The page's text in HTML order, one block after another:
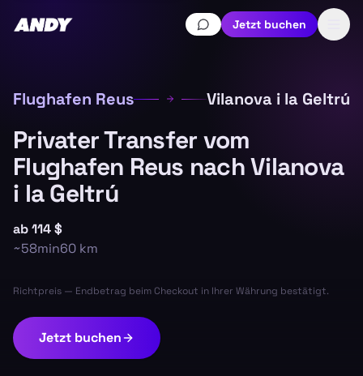
Jetzt buchen
Flughafen Reus Vilanova i la Geltrú
Privater Transfer vom
Flughafen Reus nach Vilanova
i la Geltrú
ab114 $
~58min60 km
Richtpreis — Endbetrag beim Checkout in Ihrer Währung bestätigt.
Jetzt buchen